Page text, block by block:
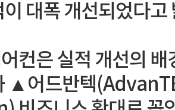
대폭 개선되었다고
컨은 실적 개선의
▲어드반텍